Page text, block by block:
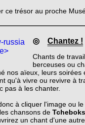
ce trésor au proche
◎ Chantez !
Chants de
berceuses ou
nos aïeux, leurs soirées
qu'à vivre ou revivre à
pas à les chanter.
à cliquer l'image ou
chansons de
un chant d'une autre